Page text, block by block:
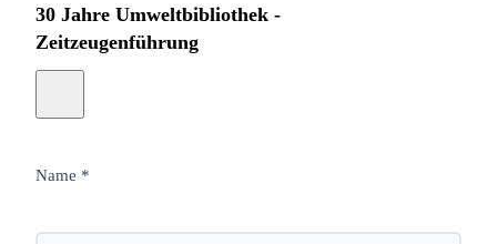
30 Jahre Umweltbibliothek -
Zeitzeugenführung
Name *